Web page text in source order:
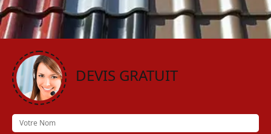
DEVIS GRATUIT